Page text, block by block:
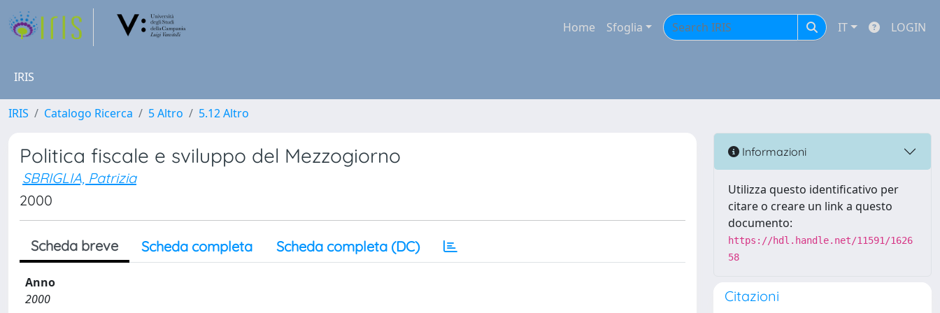
Home Sfoglia IT LOGIN
IRIS
IRIS Catalogo Ricerca 5 Altro 5.12 Altro
Politica fiscale e sviluppo del Mezzogiorno
SBRIGLIA, Patrizia
2000
Scheda breve Scheda completa Scheda completa (DC)
Anno
2000
Informazioni
Utilizza questo identificativo per
citare o creare un link a questo
documento:
https://hdl.handle.net/11591/1626
58
Citazioni